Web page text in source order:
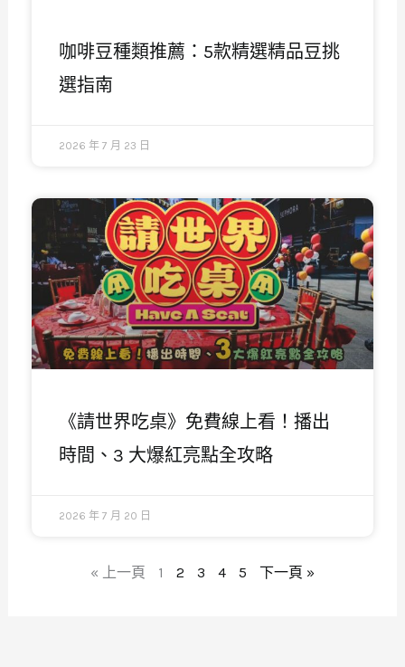
咖啡豆種類推薦：5款精選精品豆挑
選指南
2026 年 7 月 23 日
《請世界吃桌》免費線上看！播出
時間、3 大爆紅亮點全攻略
2026 年 7 月 20 日
« 上一頁 1 2 3 4 5 下一頁 »